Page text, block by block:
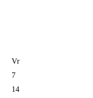
Vr
7
14